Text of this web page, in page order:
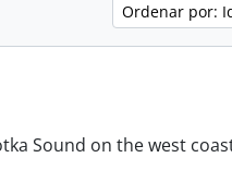
Ordenar por:
Sound on the west